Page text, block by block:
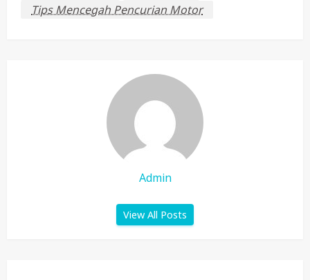
Tips Mencegah Pencurian Motor
Admin
View All Posts